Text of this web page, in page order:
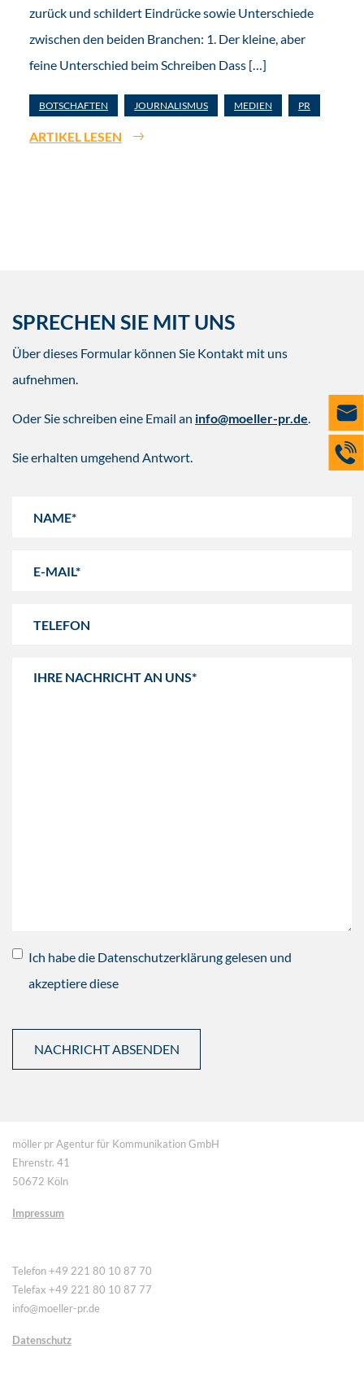
zurück und schildert Eindrücke sowie Unterschiede
zwischen den beiden Branchen: 1. Der kleine, aber
feine Unterschied beim Schreiben Dass […]
BOTSCHAFTEN JOURNALISMUS MEDIEN PR
ARTIKEL LESEN
SPRECHEN SIE MIT UNS
Über dieses Formular können Sie Kontakt mit uns
aufnehmen.
Oder Sie schreiben eine Email an info@moeller-pr.de.
Sie erhalten umgehend Antwort.
Ich habe die Datenschutzerklärung gelesen und
akzeptiere diese
möller pr Agentur für Kommunikation GmbH
Ehrenstr. 41
50672 Köln
Impressum
Telefon +49 221 80 10 87 70
Telefax +49 221 80 10 87 77
info@moeller-pr.de
Datenschutz